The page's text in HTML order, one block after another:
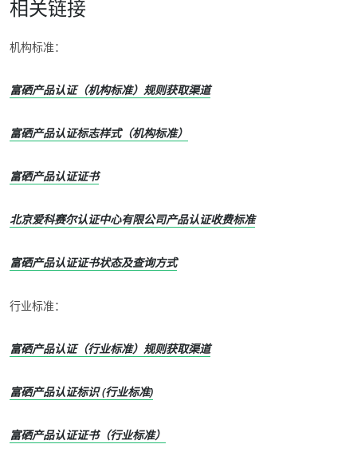
我们的专长
公平贸易
相关链接
机构标准：
富硒产品认证（机构标准）规则获取渠道
富硒产品认证标志样式（机构标准）
富硒产品认证证书
北京爱科赛尔认证中心有限公司产品认证收费标准
富硒产品认证证书状态及查询方式
行业标准：
富硒产品认证（行业标准）规则获取渠道
富硒产品认证标识 (行业标准)
富硒产品认证证书（行业标准）